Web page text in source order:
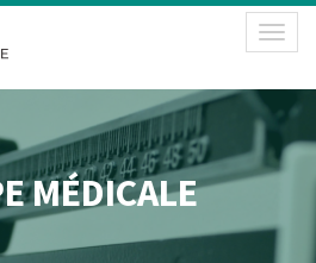
MÉDICALE